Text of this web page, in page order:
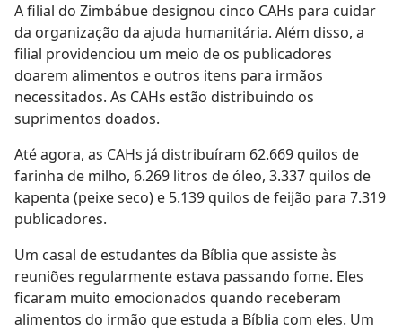
A filial do Zimbábue designou cinco CAHs para cuidar
da organização da ajuda humanitária. Além disso, a
filial providenciou um meio de os publicadores
doarem alimentos e outros itens para irmãos
necessitados. As CAHs estão distribuindo os
suprimentos doados.
Até agora, as CAHs já distribuíram 62.669 quilos de
farinha de milho, 6.269 litros de óleo, 3.337 quilos de
kapenta (peixe seco) e 5.139 quilos de feijão para 7.319
publicadores.
Um casal de estudantes da Bíblia que assiste às
reuniões regularmente estava passando fome. Eles
ficaram muito emocionados quando receberam
alimentos do irmão que estuda a Bíblia com eles. Um